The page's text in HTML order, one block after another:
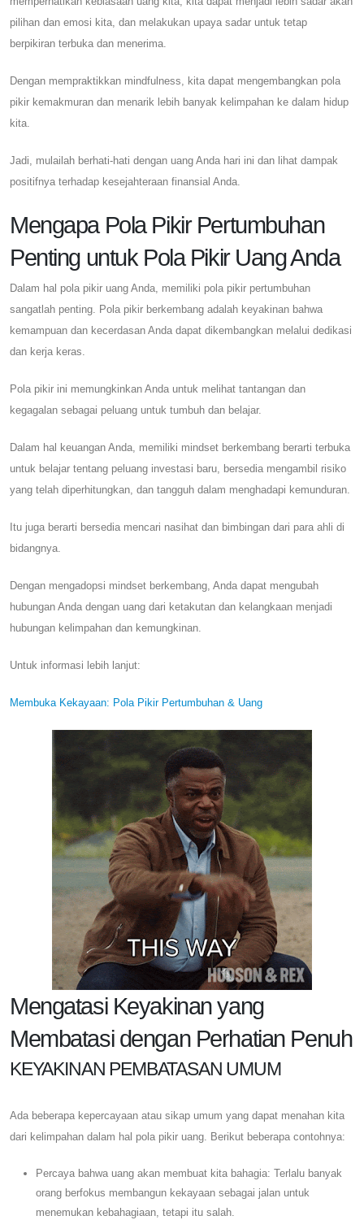
pilihan dan emosi kita, dan melakukan upaya sadar untuk tetap
berpikiran terbuka dan menerima.
Dengan mempraktikkan mindfulness, kita dapat mengembangkan pola
pikir kemakmuran dan menarik lebih banyak kelimpahan ke dalam hidup
kita.
Jadi, mulailah berhati-hati dengan uang Anda hari ini dan lihat dampak
positifnya terhadap kesejahteraan finansial Anda.
Mengapa Pola Pikir Pertumbuhan
Penting untuk Pola Pikir Uang Anda
Dalam hal pola pikir uang Anda, memiliki pola pikir pertumbuhan
sangatlah penting. Pola pikir berkembang adalah keyakinan bahwa
kemampuan dan kecerdasan Anda dapat dikembangkan melalui dedikasi
dan kerja keras.
Pola pikir ini memungkinkan Anda untuk melihat tantangan dan
kegagalan sebagai peluang untuk tumbuh dan belajar.
Dalam hal keuangan Anda, memiliki mindset berkembang berarti terbuka
untuk belajar tentang peluang investasi baru, bersedia mengambil risiko
yang telah diperhitungkan, dan tangguh dalam menghadapi kemunduran.
Itu juga berarti bersedia mencari nasihat dan bimbingan dari para ahli di
bidangnya.
Dengan mengadopsi mindset berkembang, Anda dapat mengubah
hubungan Anda dengan uang dari ketakutan dan kelangkaan menjadi
hubungan kelimpahan dan kemungkinan.
Untuk informasi lebih lanjut:
Membuka Kekayaan: Pola Pikir Pertumbuhan & Uang
Mengatasi Keyakinan yang
Membatasi dengan Perhatian Penuh
KEYAKINAN PEMBATASAN UMUM
Ada beberapa kepercayaan atau sikap umum yang dapat menahan kita
dari kelimpahan dalam hal pola pikir uang. Berikut beberapa contohnya:
Percaya bahwa uang akan membuat kita bahagia: Terlalu banyak
orang berfokus membangun kekayaan sebagai jalan untuk
menemukan kebahagiaan, tetapi itu salah.